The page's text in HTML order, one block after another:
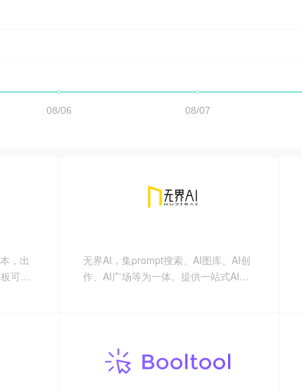
，出
可以
无界AI，集prompt搜索、AI图库、AI创
作、AI广场等为一体。提供一站式AI搜